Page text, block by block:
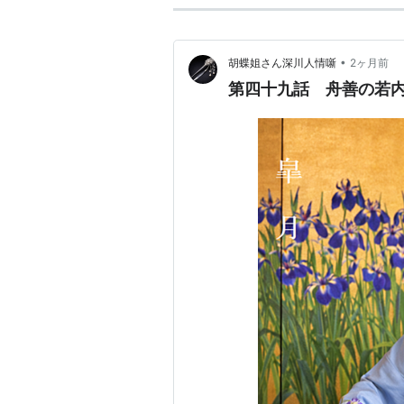
胡蝶姐さん深川人情噺 • 2ヶ月前
第四十九話 舟善の若